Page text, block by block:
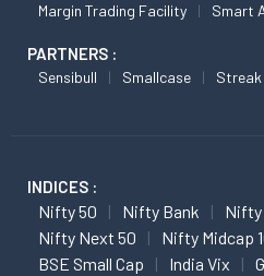
Margin Trading Facility
Smart
PARTNERS :
Sensibull Smallcase Streak
INDICES :
Nifty 50 Nifty Bank
Nifty
Nifty Next 50
Nifty Midcap
BSE Small Cap
India Vix